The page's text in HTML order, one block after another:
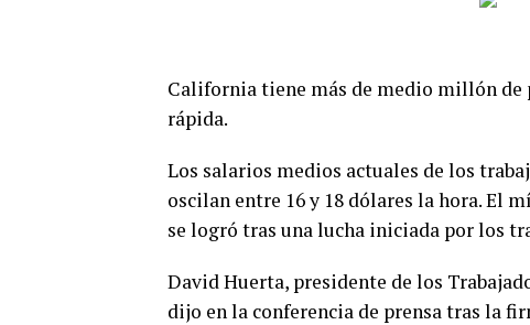
California tiene más de medio millón de
rápida.
Los salarios medios actuales de los
oscilan entre 16 y 18 dólares la hora. El
se logró tras una lucha iniciada por los
David Huerta, presidente de los
dijo en la conferencia de prensa tras la